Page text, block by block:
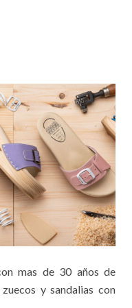
mas de 30 años de
y sandalias con